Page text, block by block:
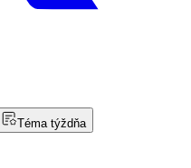
Téma týždňa